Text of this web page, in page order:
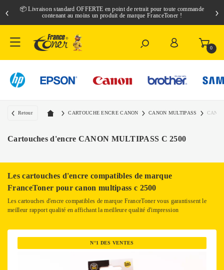
📦 Livraison standard OFFERTE en point de retrait pour toute commande
contenant au moins un produit de marque FranceToner !
0
Retour CARTOUCHE ENCRE CANON CANON MULTIPASS
Cartouches d'encre CANON MULTIPASS C 2500
Les cartouches d'encre compatibles de marque
FranceToner pour canon multipass c 2500
Les cartouches d'encre compatibles de marque FranceToner vous garantissent le
meilleur rapport qualité en affichant la meilleure qualité d'impression
N°1 DES VENTES